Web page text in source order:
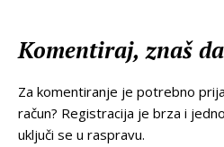
Komentiraj, znaš
Za komentiranje je potrebno
račun? Registracija je brza i
uključi se u raspravu.